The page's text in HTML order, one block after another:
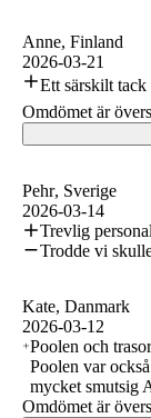
Anne, Finland
2026-03-21
Ett särskilt
Omdömet är
Pehr, Sverige
2026-03-14
Trevlig
Trodde vi
Kate, Danmark
2026-03-12
Poolen och
Poolen var
mycket smutsig
Omdömet är